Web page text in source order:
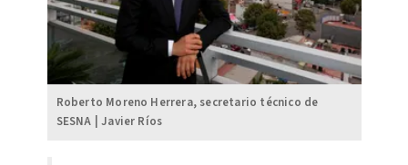
Roberto Moreno Herrera, secretario técnico de
SESNA | Javier Ríos